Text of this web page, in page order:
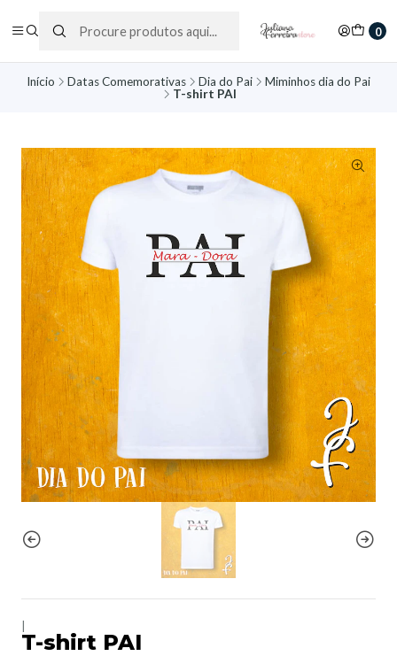
0
Início Datas Comemorativas Dia do Pai
Miminhos dia do Pai
T-shirt PAI
T-shirt PAI